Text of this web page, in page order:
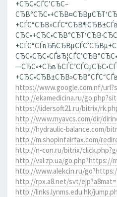
+СЂС•СЃС’СЂС–
https://www.google.com.nf/
http://ekamedicina.ru/
https://lidersoft21.ru/bitrix/
http://www.myavcs.com/dir/
http://hydraulic-balance.com/
http://m.shopinfairfax.com/
http://n-con.ru/bitrix/
http://val.zp.ua/go.php?https://
http://www.alekcin.ru/
http://rpx.a8.net/svt/
http://links.lynms.edu.hk/